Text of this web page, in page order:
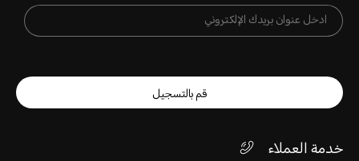
قم بالتسجيل
خدمة العملاء